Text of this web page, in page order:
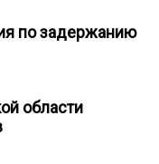
по задержанию
области